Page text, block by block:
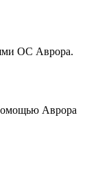
ОС Аврора.
Аврора